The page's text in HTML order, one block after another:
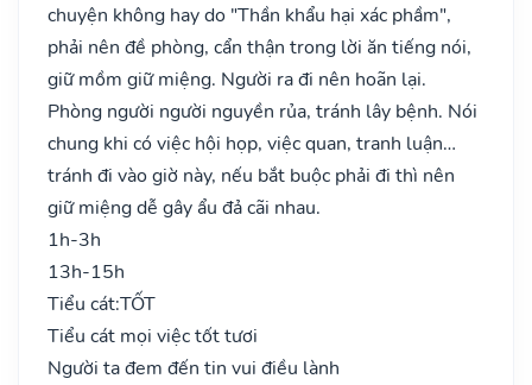
chuyện không hay do "Thần khẩu hại xác phầm",
phải nên đề phòng, cẩn thận trong lời ăn tiếng nói,
giữ mồm giữ miệng. Người ra đi nên hoãn lại.
Phòng người người nguyền rủa, tránh lây bệnh. Nói
chung khi có việc hội họp, việc quan, tranh luận…
tránh đi vào giờ này, nếu bắt buộc phải đi thì nên
giữ miệng dễ gây ẩu đả cãi nhau.
1h-3h
13h-15h
Tiểu cát:TỐT
Tiểu cát mọi việc tốt tươi
Người ta đem đến tin vui điều lành